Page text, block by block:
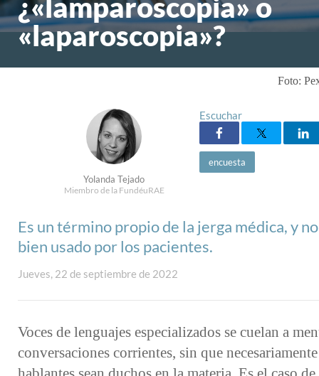
¿«lamparoscopia» o
«laparoscopia»?
Foto:
Yolanda Tejado
Miembro de la FundéuRAE
Escuchar
encuesta
Es un término propio de la jerga médica, y
bien usado por los pacientes.
Jueves, 22 de septiembre de 2022
Voces de lenguajes especializados se cuelan a
conversaciones corrientes, sin que